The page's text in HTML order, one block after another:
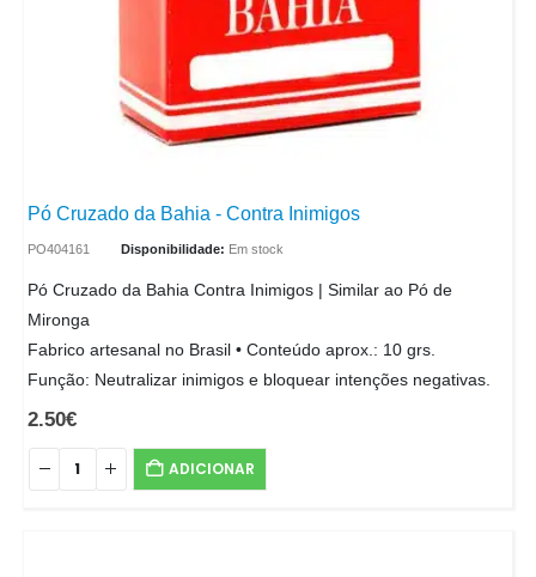
Pó Cruzado da Bahia - Contra Inimigos
PO404161 Disponibilidade: Em stock
Pó Cruzado da Bahia Contra Inimigos | Similar ao Pó de
Mironga
Fabrico artesanal no Brasil • Conteúdo aprox.: 10 grs.
Função: Neutralizar inimigos e bloquear intenções negativas.
2.50€
ADICIONAR